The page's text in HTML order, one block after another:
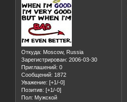
Откуда: Moscow, Russia
Зарегистрирован: 2006-03-30
Приглашений: 0
Сообщений: 1872
Уважение: [+1/-0]
Позитив: [+1/-0]
Пол: Мужской